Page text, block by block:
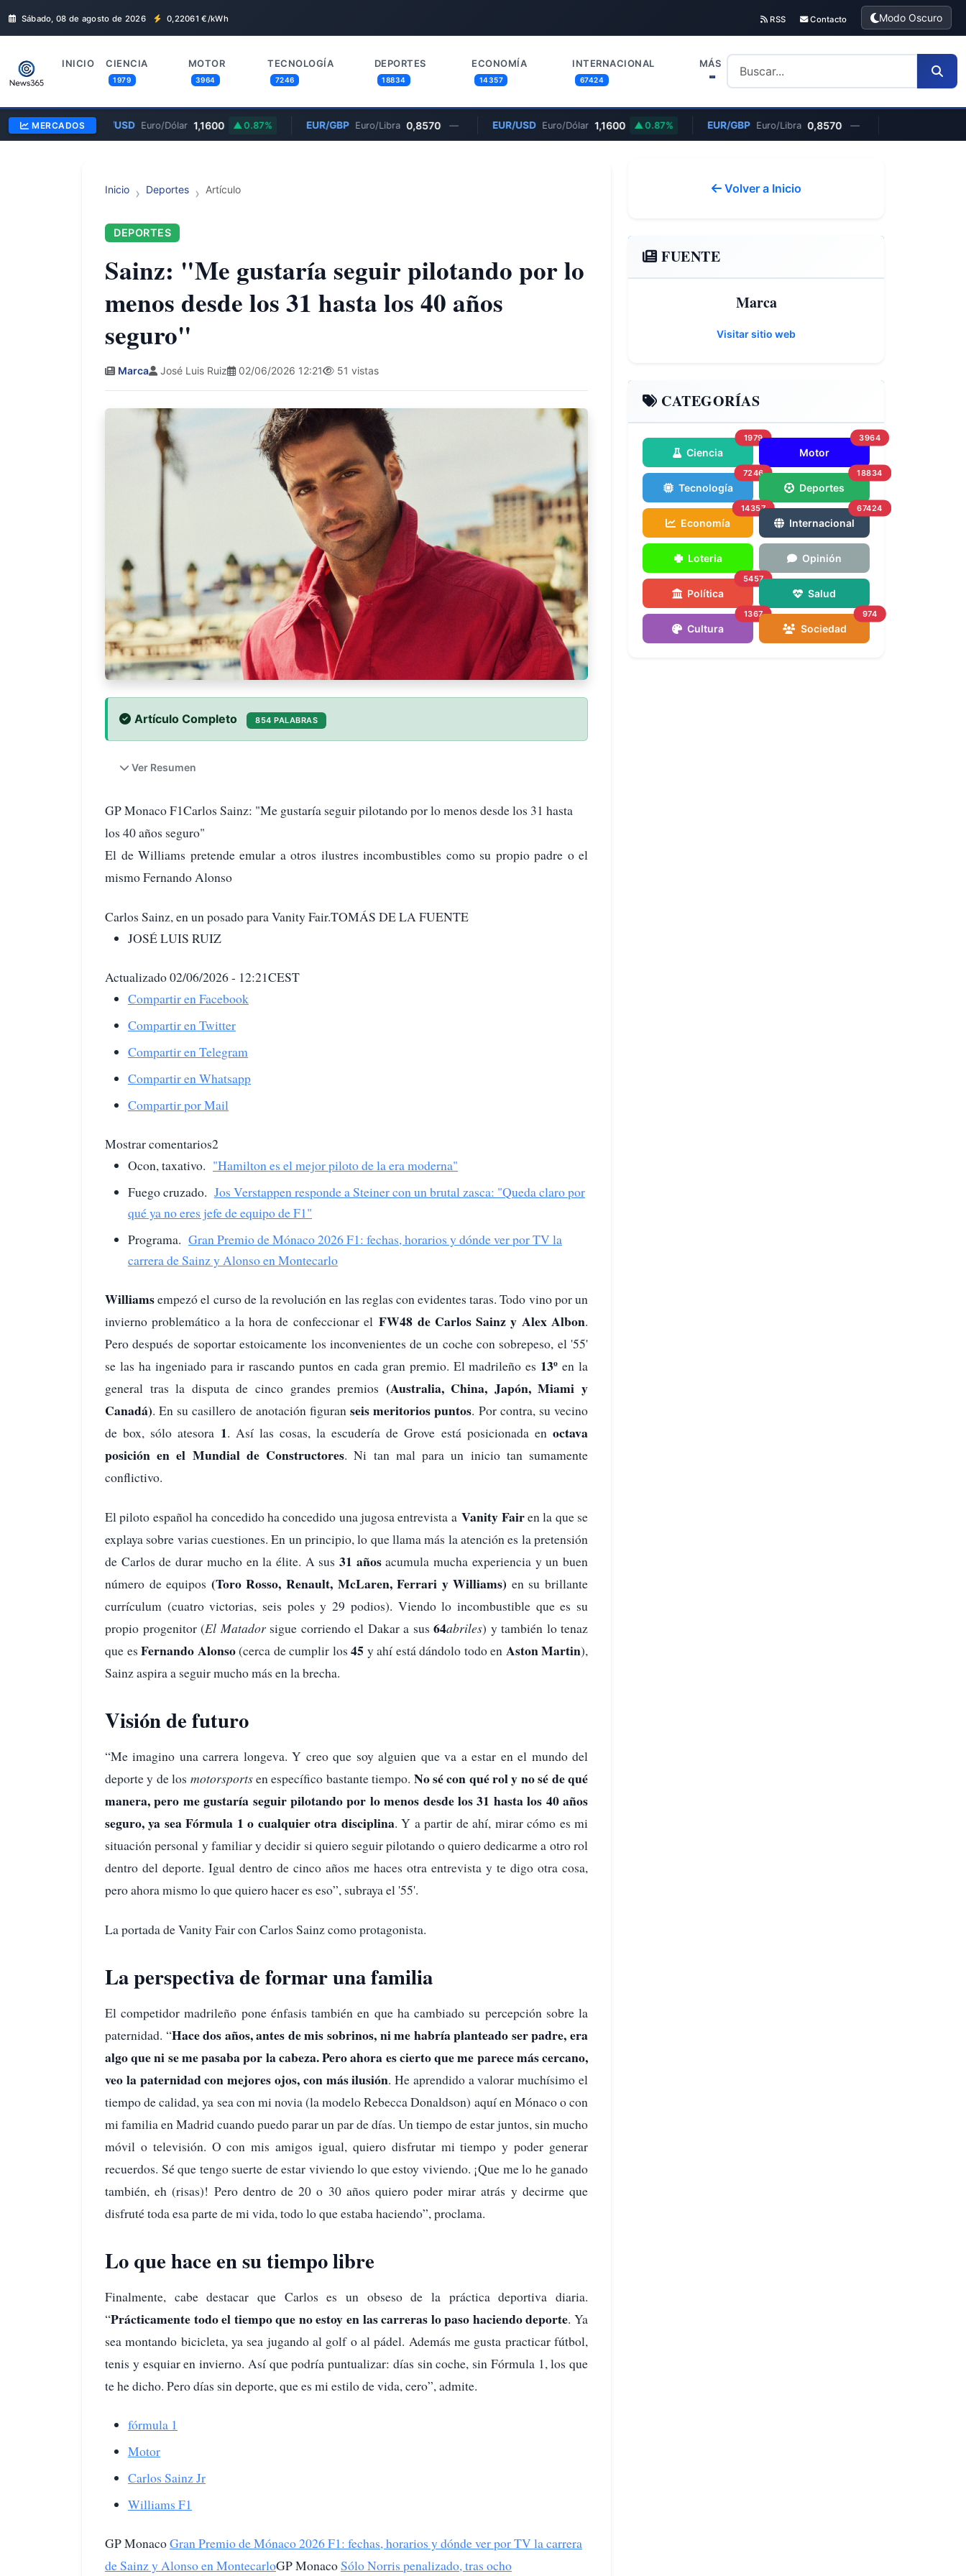
Sábado, 08 de agosto de 2026 0,22061 €/kWh RSS Contacto Modo Oscuro
INICIO CIENCIA
1979
MOTOR
3964
TECNOLOGÍA
7246
DEPORTES
18834
ECONOMÍA
14357
INTERNACIONAL
67424
MÁS
MERCADOSEUR/USD Euro/Dólar 1,1600 0.87% EUR/GBP Euro/Libra 0,8570 — EUR/USD Euro/Dólar 1,1600 0.87% EUR/GBP Euro/Libra 0,8570 —
Inicio Deportes Artículo
DEPORTES
Sainz: "Me gustaría seguir pilotando por lo
menos desde los 31 hasta los 40 años
seguro"
Marca José Luis Ruiz 02/06/2026 12:21 51 vistas
Artículo Completo 854 PALABRAS
Ver Resumen
GP Monaco F1Carlos Sainz: "Me gustaría seguir pilotando por lo menos desde los 31 hasta
los 40 años seguro"
El de Williams pretende emular a otros ilustres incombustibles como su propio padre o el
mismo Fernando Alonso
Carlos Sainz, en un posado para Vanity Fair.TOMÁS DE LA FUENTE
JOSÉ LUIS RUIZ
Actualizado 02/06/2026 - 12:21CEST
Compartir en Facebook
Compartir en Twitter
Compartir en Telegram
Compartir en Whatsapp
Compartir por Mail
Mostrar comentarios2
Ocon, taxativo. "Hamilton es el mejor piloto de la era moderna"
Fuego cruzado. Jos Verstappen responde a Steiner con un brutal zasca: "Queda claro por
qué ya no eres jefe de equipo de F1"
Programa. Gran Premio de Mónaco 2026 F1: fechas, horarios y dónde ver por TV la
carrera de Sainz y Alonso en Montecarlo
Williamsempezó el curso de la revolución en las reglas con evidentes taras. Todo vino por un
invierno problemático a la hora de confeccionar elFW48 de Carlos Sainz y Alex Albon.
Pero después de soportar estoicamente los inconvenientes de un coche con sobrepeso, el '55'
se las ha ingeniado para ir rascando puntos en cada gran premio. El madrileño es 13ºen la
general tras la disputa de cinco grandes premios (Australia, China, Japón, Miami y
Canadá). En su casillero de anotación figuranseis meritorios puntos. Por contra, su vecino
de box, sólo atesora 1. Así las cosas, la escudería de Grove está posicionada enoctava
posición en el Mundial de Constructores. Ni tan mal para un inicio tan sumamente
conflictivo.
El piloto español ha concedido ha concedido una jugosa entrevista aVanity Fairen la que se
explaya sobre varias cuestiones. En un principio, lo que llama más la atención es la pretensión
de Carlos de durar mucho en la élite. A sus31 añosacumula mucha experiencia y un buen
número de equipos (Toro Rosso, Renault, McLaren, Ferrari y Williams) en su brillante
currículum (cuatro victorias, seis poles y 29 podios). Viendo lo incombustible que es su
propio progenitor (El Matadorsigue corriendo el Dakar a sus 64abriles) y también lo tenaz
que es Fernando Alonso(cerca de cumplir los 45 y ahí está dándolo todo en Aston Martin),
Sainz aspira a seguir mucho más en la brecha.
Visión de futuro
“Me imagino una carrera longeva. Y creo que soy alguien que va a estar en el mundo del
deporte y de los motorsportsen específico bastante tiempo. No sé con qué rol y no sé de qué
manera, pero me gustaría seguir pilotando por lo menos desde los 31 hasta los 40 años
seguro, ya sea Fórmula 1 o cualquier otra disciplina. Y a partir de ahí, mirar cómo es mi
situación personal y familiar y decidir si quiero seguir pilotando o quiero dedicarme a otro rol
dentro del deporte. Igual dentro de cinco años me haces otra entrevista y te digo otra cosa,
pero ahora mismo lo que quiero hacer es eso”, subraya el '55'.
La portada de Vanity Fair con Carlos Sainz como protagonista.
La perspectiva de formar una familia
El competidor madrileño pone énfasis también en que ha cambiado su percepción sobre la
paternidad. “Hace dos años, antes de mis sobrinos, ni me habría planteado ser padre, era
algo que ni se me pasaba por la cabeza. Pero ahora es cierto que me parece más cercano,
veo la paternidad con mejores ojos, con más ilusión. He aprendido a valorar muchísimo el
tiempo de calidad, ya sea con mi novia (la modelo Rebecca Donaldson) aquí en Mónaco o con
mi familia en Madrid cuando puedo parar un par de días. Un tiempo de estar juntos, sin mucho
móvil o televisión. O con mis amigos igual, quiero disfrutar mi tiempo y poder generar
recuerdos. Sé que tengo suerte de estar viviendo lo que estoy viviendo. ¡Que me lo he ganado
también, eh (risas)! Pero dentro de 20 o 30 años quiero poder mirar atrás y decirme que
disfruté toda esa parte de mi vida, todo lo que estaba haciendo”, proclama.
Lo que hace en su tiempo libre
Finalmente, cabe destacar que Carlos es un obseso de la práctica deportiva diaria.
“Prácticamente todo el tiempo que no estoy en las carreras lo paso haciendo deporte. Ya
sea montando bicicleta, ya sea jugando al golf o al pádel. Además me gusta practicar fútbol,
tenis y esquiar en invierno. Así que podría puntualizar: días sin coche, sin Fórmula 1, los que
te he dicho. Pero días sin deporte, que es mi estilo de vida, cero”, admite.
fórmula 1
Motor
Carlos Sainz Jr
Williams F1
GP MonacoGran Premio de Mónaco 2026 F1: fechas, horarios y dónde ver por TV la carrera
de Sainz y Alonso en MontecarloGP MonacoSólo Norris penalizado, tras ocho
Volver a Inicio
FUENTE
Marca
Visitar sitio web
CATEGORÍAS
Ciencia
1979
Motor
3964
Tecnología
7246
Deportes
18834
Economía
14357
Internacional
67424
Loteria Opinión
Política
5457
Salud
Cultura
1367
Sociedad
974